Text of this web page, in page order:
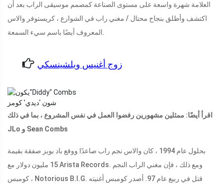
العلامة شهرة واسعة على مستوى الصناعة كمصمم موسيقى الراب بعد أن
اكتشف وأطلق بنجاح محتال / مغني راب في الشوارع ، كريستوفر والاس
المعروف أيضًا باسم سيء السمعة.
زوج أغنيس ويلشينسكي
شون 'ديدي' كومز
اقرأ أيضًا: ممثلين مشهورين رفضوا العمل في نفس المشروع ، بما في ذلك
JLo و Sean Combs
بحلول عام 1994 ، كان والاس نجم راب صاعدًا ووقع باد بويز صفقة بقيمة
15 مليون دولار مع Arista Records. ومع ذلك ، فإن مغني الراب النجم
كومبس ، Notorious B.I.G. قتل في ربيع عام 97. أصدر كومبس أغنيته